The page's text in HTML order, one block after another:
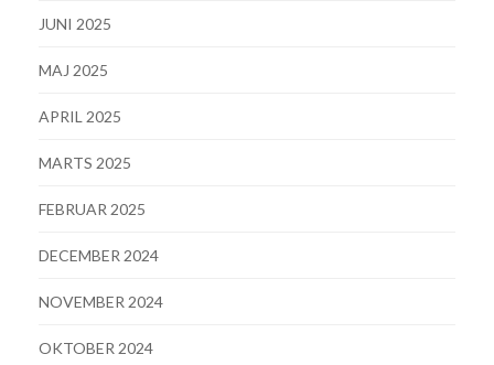
JUNI 2025
MAJ 2025
APRIL 2025
MARTS 2025
FEBRUAR 2025
DECEMBER 2024
NOVEMBER 2024
OKTOBER 2024